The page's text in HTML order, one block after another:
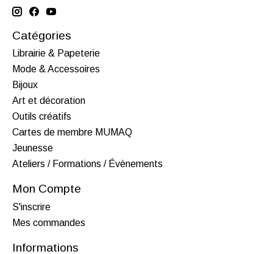
Catégories
Librairie & Papeterie
Mode & Accessoires
Bijoux
Art et décoration
Outils créatifs
Cartes de membre MUMAQ
Jeunesse
Ateliers / Formations / Évènements
Mon Compte
S'inscrire
Mes commandes
Informations